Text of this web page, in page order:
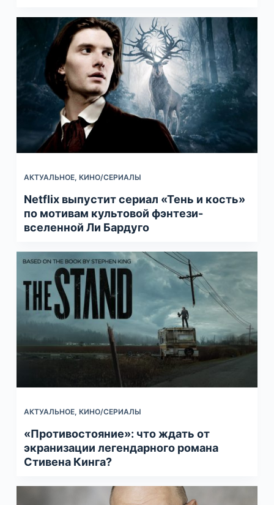
АКТУАЛЬНОЕ, КИНО/СЕРИАЛЫ
Netflix выпустит cериал «Тень и кость»
по мотивам культовой фэнтези-
вселенной Ли Бардуго
АКТУАЛЬНОЕ, КИНО/СЕРИАЛЫ
«Противостояние»: что ждать от
экранизации легендарного романа
Стивена Кинга?